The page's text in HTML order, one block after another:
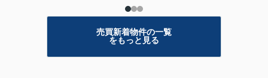
売買新着物件の一覧
をもっと見る